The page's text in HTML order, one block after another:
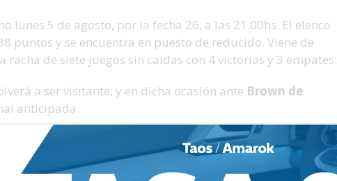
lunes 5 de agosto, por la fecha 26, a las 21.00hs. El elenco
puntos y se encuentra en puesto de reducido. Viene de
racha de siete juegos sin caídas con 4 victorias y 3 empates.
a ser visitante, y en dicha ocasión ante Brown de
anticipada.